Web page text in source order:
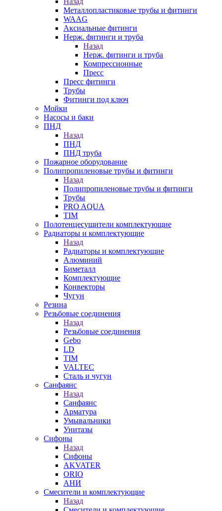
Металлопластиковые трубы и фитинги
WAAG
Аксиальные фитинги
Нерж. фитинги и труба
Назад
Нерж. фитинги и труба
Компрессионные
Пресс
Пресс фитинги
Трубы
Фитинги под ключ
Мойки
Насосы и баки
ПНД
Назад
ПНД
ПНД труба
Пожарное оборудование
Полипропиленовые трубы и фитинги
Назад
Полипропиленовые трубы и фитинги
Трубы
PRO AQUA
TIM
Полотенцесушители комплектующие
Радиаторы и комплектующие
Назад
Радиаторы и комплектующие
Алюминий
Биметалл
Комплектующие
Конвекторы
Чугун
Резина
Резьбовые соединения
Назад
Резьбовые соединения
Gebo
LD
TIM
VALTEC
Сталь и чугун
Санфаянс
Назад
Санфаянс
Арматура
Умывальники
Унитазы
Сифоны
Назад
Сифоны
AKVATER
ORIO
АНИ
Смесители и комплектующие
Назад